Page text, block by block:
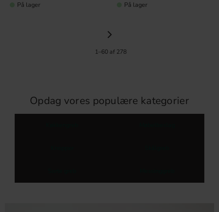
På lager På lager
1–60af 278
Opdag vores populære kategorier